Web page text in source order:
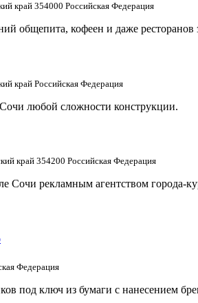
край 354000 Российская Федерация
общепита, кофеен и даже ресторанов
край Российская Федерация
любой сложности конструкции.
край 354200 Российская Федерация
Сочи рекламным агентством города-
Федерация
под ключ из бумаги с нанесением